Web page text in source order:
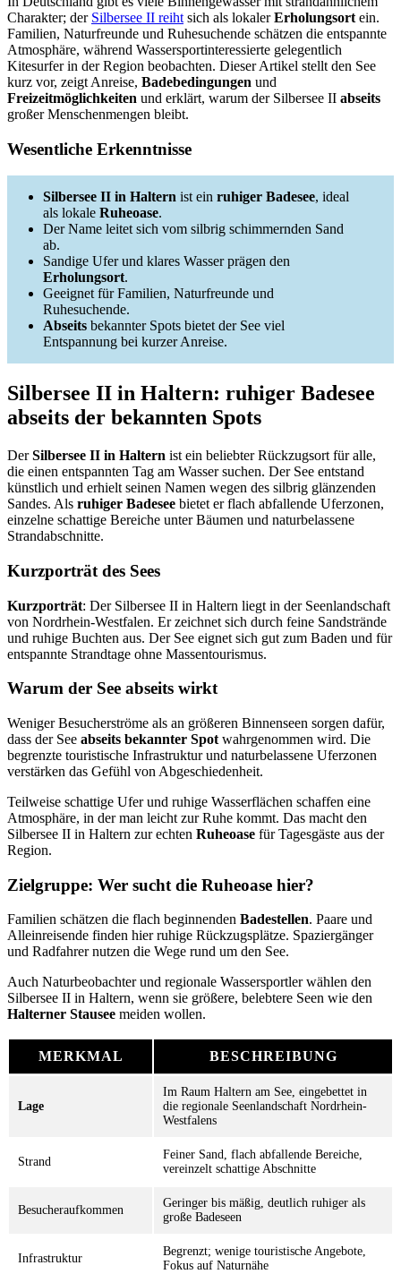
Charakter; der Silbersee II reiht sich als lokalerErholungsort ein.
Familien, Naturfreunde und Ruhesuchende schätzen die entspannte
Atmosphäre, während Wassersportinteressierte gelegentlich
Kitesurfer in der Region beobachten. Dieser Artikel stellt den See
kurz vor, zeigt Anreise, Badebedingungen und
Freizeitmöglichkeiten und erklärt, warum der Silbersee II abseits
großer Menschenmengen bleibt.
Wesentliche Erkenntnisse
Silbersee II in Haltern ist ein ruhiger Badesee, ideal
als lokale Ruheoase.
Der Name leitet sich vom silbrig schimmernden Sand
ab.
Sandige Ufer und klares Wasser prägen den
Erholungsort.
Geeignet für Familien, Naturfreunde und
Ruhesuchende.
Abseits bekannter Spots bietet der See viel
Entspannung bei kurzer Anreise.
Silbersee II in Haltern: ruhiger Badesee
abseits der bekannten Spots
DerSilbersee II in Haltern ist ein beliebter Rückzugsort für alle,
die einen entspannten Tag am Wasser suchen. Der See entstand
künstlich und erhielt seinen Namen wegen des silbrig glänzenden
Sandes. Als ruhiger Badesee bietet er flach abfallende Uferzonen,
einzelne schattige Bereiche unter Bäumen und naturbelassene
Strandabschnitte.
Kurzporträt des Sees
Kurzporträt: Der Silbersee II in Haltern liegt in der Seenlandschaft
von Nordrhein-Westfalen. Er zeichnet sich durch feine Sandstrände
und ruhige Buchten aus. Der See eignet sich gut zum Baden und für
entspannte Strandtage ohne Massentourismus.
Warum der See abseits wirkt
Weniger Besucherströme als an größeren Binnenseen sorgen dafür,
dass der See abseits bekannter Spot wahrgenommen wird. Die
begrenzte touristische Infrastruktur und naturbelassene Uferzonen
verstärken das Gefühl von Abgeschiedenheit.
Teilweise schattige Ufer und ruhige Wasserflächen schaffen eine
Atmosphäre, in der man leicht zur Ruhe kommt. Das macht den
Silbersee II in Haltern zur echten Ruheoase für Tagesgäste aus der
Region.
Zielgruppe: Wer sucht die Ruheoase hier?
Familien schätzen die flach beginnenden Badestellen. Paare und
Alleinreisende finden hier ruhige Rückzugsplätze. Spaziergänger
und Radfahrer nutzen die Wege rund um den See.
Auch Naturbeobachter und regionale Wassersportler wählen den
Silbersee II in Haltern, wenn sie größere, belebtere Seen wie den
Halterner Stausee meiden wollen.
MERKMAL BESCHREIBUNG
Lage
Im Raum Haltern am See, eingebettet in
die regionale Seenlandschaft Nordrhein-
Westfalens
Strand
Feiner Sand, flach abfallende Bereiche,
vereinzelt schattige Abschnitte
Besucheraufkommen
Geringer bis mäßig, deutlich ruhiger als
große Badeseen
Infrastruktur
Begrenzt; wenige touristische Angebote,
Fokus auf Naturnähe